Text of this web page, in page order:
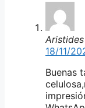
18/11/
Buenas